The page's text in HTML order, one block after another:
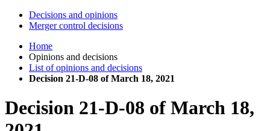
Decisions and opinions
Merger control decisions
Home
Opinions and decisions
List of opinions and decisions
Decision 21-D-08 of March 18, 2021
Decision 21-D-08 of March 18,